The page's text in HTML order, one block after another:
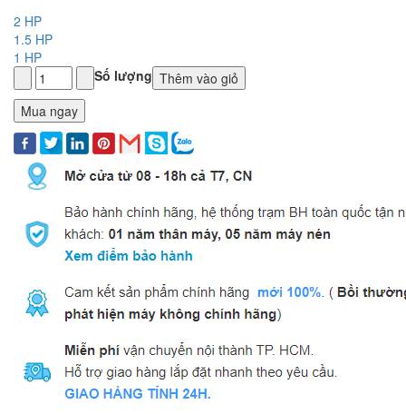
2 HP
1.5 HP
1 HP
Số lượng Thêm vào giỏ
Mua ngay